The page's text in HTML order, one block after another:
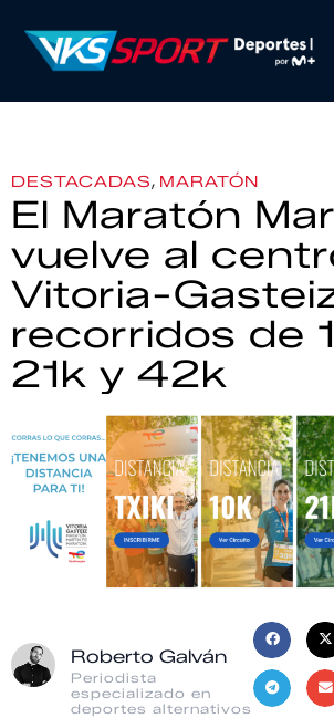
DESTACADAS, MARATÓN
El Maratón
vuelve al
Vitoria-
recorridos de
21k y 42k
Roberto Galván
Periodista
especializado en
deportes alternativos